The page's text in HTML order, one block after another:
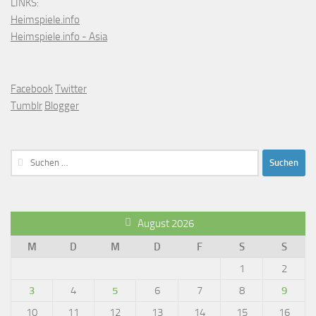
Heimspiele.info
Heimspiele.info - Asia
FacebookTwitter
Tumblr Blogger
Suchen
nach:
August 2026
M
D M D F S
S
1
2
3
4 5 6 7 8
9
10
11 12 13 14 15 16